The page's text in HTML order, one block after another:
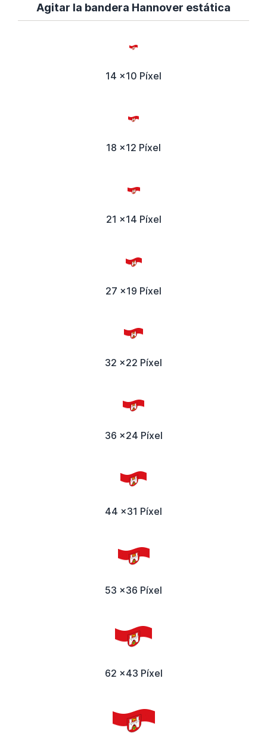
Agitar la bandera Hannover estática
14 x10 Píxel
18 x12 Píxel
21 x14 Píxel
27 x19 Píxel
32 x22 Píxel
36 x24 Píxel
44 x31 Píxel
53 x36 Píxel
62 x43 Píxel